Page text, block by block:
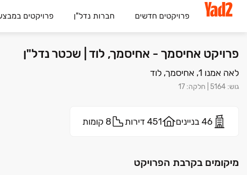
פרויקטים חדשים חברות נדל"ן פרויקטים
פרויקט אחיסמך - אחיסמך, לוד | שכטר נדל"ן
לאה אמנו 1, אחיסמך, לוד
גוש:
5164 חלקה:
17
46 בניינים 451 דירות 8 קומות
מיקומים בקרבת הפרויקט